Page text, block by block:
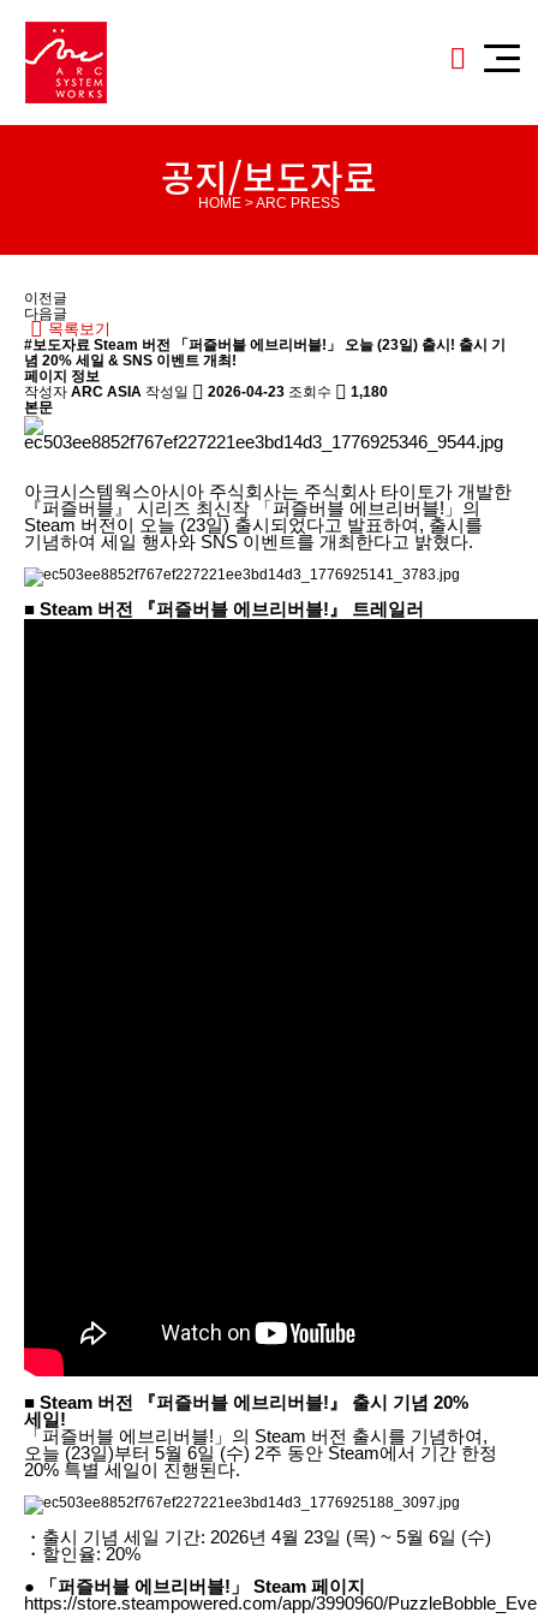
공지/보도자료
HOME > ARC PRESS
이전글
다음글
목록보기
#보도자료 Steam 버전 「퍼즐버블 에브리버블!」 오늘 (23일) 출시! 출시 기
념 20% 세일 & SNS 이벤트 개최!
페이지 정보
작성자 ARC ASIA 작성일 2026-04-23 조회수
1,180
본문
아크시스템웍스아시아 주식회사는 주식회사 타이토가 개발한
『퍼즐버블』 시리즈 최신작 「퍼즐버블 에브리버블!」의
Steam 버전이 오늘 (23일) 출시되었다고 발표하여, 출시를
기념하여 세일 행사와 SNS 이벤트를 개최한다고 밝혔다.
■ Steam 버전 『퍼즐버블 에브리버블!』 트레일러
■ Steam 버전 『퍼즐버블 에브리버블!』 출시 기념 20%
세일!
「퍼즐버블 에브리버블!」의 Steam 버전 출시를 기념하여,
오늘 (23일)부터 5월 6일 (수) 2주 동안 Steam에서 기간 한정
20% 특별 세일이 진행된다.
・출시 기념 세일 기간: 2026년 4월 23일 (목) ~ 5월 6일 (수)
・할인율: 20%
● 「퍼즐버블 에브리버블!」 Steam 페이지
https://store.steampowered.com/app/3990960/